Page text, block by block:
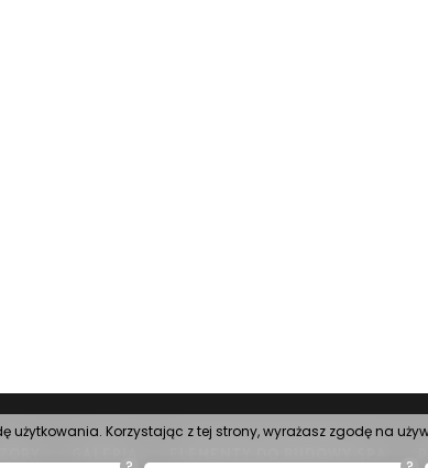
użytkowania. Korzystając z tej strony, wyrażasz zgodę na